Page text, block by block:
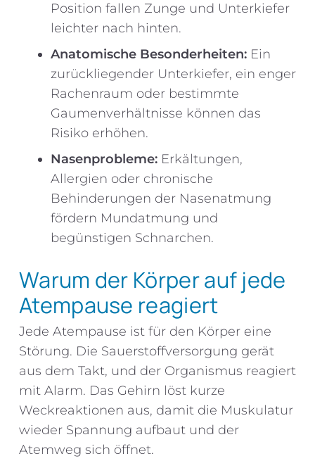
Position fallen Zunge und Unterkiefer
leichter nach hinten.
Anatomische Besonderheiten: Ein
zurückliegender Unterkiefer, ein enger
Rachenraum oder bestimmte
Gaumenverhältnisse können das
Risiko erhöhen.
Nasenprobleme: Erkältungen,
Allergien oder chronische
Behinderungen der Nasenatmung
fördern Mundatmung und
begünstigen Schnarchen.
Warum der Körper auf jede
Atempause reagiert
Jede Atempause ist für den Körper eine
Störung. Die Sauerstoffversorgung gerät
aus dem Takt, und der Organismus reagiert
mit Alarm. Das Gehirn löst kurze
Weckreaktionen aus, damit die Muskulatur
wieder Spannung aufbaut und der
Atemweg sich öffnet.